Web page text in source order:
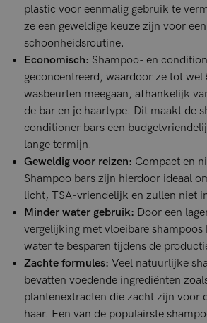
plastic voor eenmalig gebruik te
ze een geweldige keuze zijn voor
schoonheidsroutine.
Economisch: Shampoo- en
geconcentreerd, waardoor ze tot
wasbeurten meegaan, afhankelijk
de bar en je haartype. Dit maakt de
conditioner bars een
lange termijn.
Geweldig voor reizen: Compact en
Shampoo bars zijn hierdoor ideaal
licht, TSA-vriendelijk en zullen niet
Minder water gebruik: Door een
vergelijking met vloeibare shampoos
water te besparen tijdens de
Zachte formules: Veel natuurlijke
bevatten voedende ingrediënten
plantenextracten die zacht zijn voor
haar. Een van de populairste